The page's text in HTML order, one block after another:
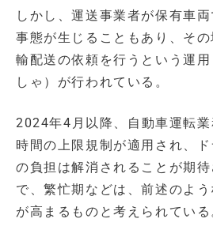
しかし、運送事業者が保有車
事態が生じることもあり、そ
輸配送の依頼を行うという運
しゃ）が行われている。
2024年4月以降、自動車運転
時間の上限規制が適用され、
の負担は解消されることが期
で、繁忙期などは、前述のよ
が高まるものと考えられている